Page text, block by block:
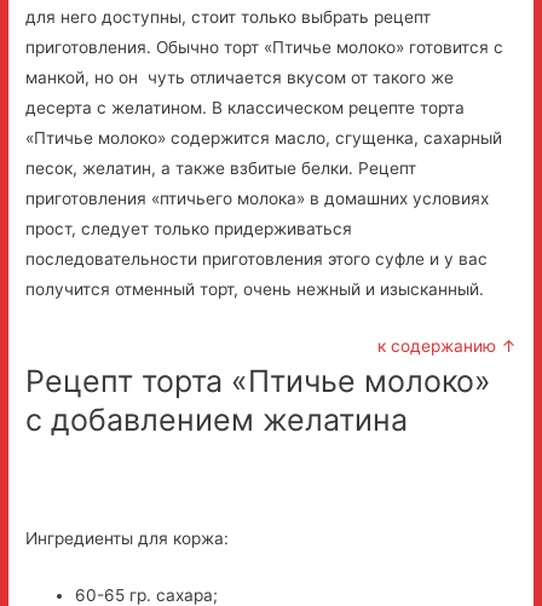
для него доступны, стоит только выбрать рецепт
приготовления. Обычно торт «Птичье молоко» готовится с
манкой, но он чуть отличается вкусом от такого же
десерта с желатином. В классическом рецепте торта
«Птичье молоко» содержится масло, сгущенка, сахарный
песок, желатин, а также взбитые белки. Рецепт
приготовления «птичьего молока» в домашних условиях
прост, следует только придерживаться
последовательности приготовления этого суфле и у вас
получится отменный торт, очень нежный и изысканный.
к содержанию ↑
Рецепт торта «Птичье молоко»
с добавлением желатина
Ингредиенты для коржа:
60-65 гр. сахара;